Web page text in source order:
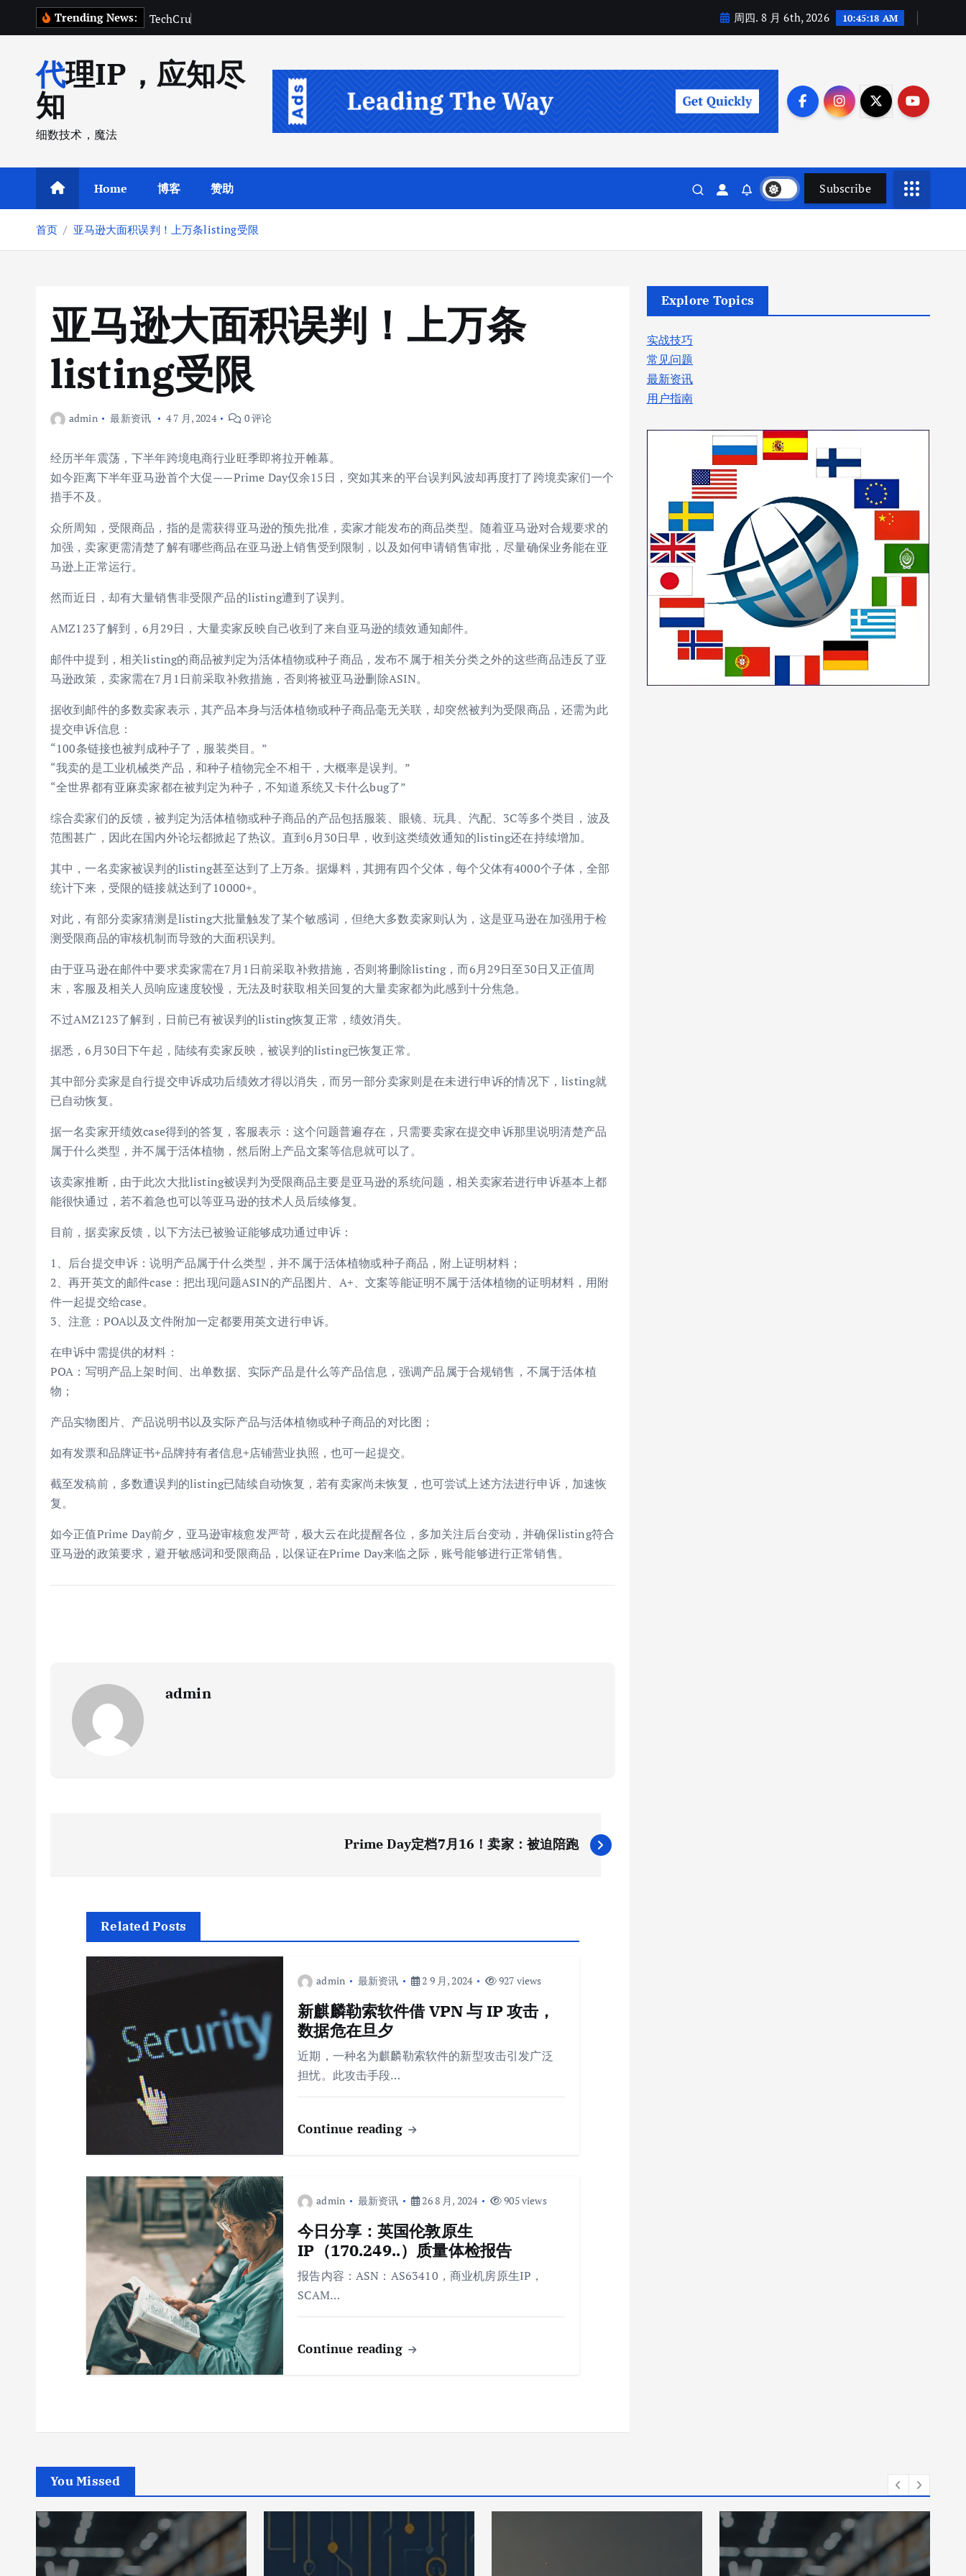
Trending News: TechCru 周四. 8 月 6th, 2026 10:45:20 AM
代理IP，应知尽
知
细数技术，魔法
Home 博客 赞助 Subscribe
首页 亚马逊大面积误判！上万条listing受限
亚马逊大面积误判！上万条
listing受限
admin 最新资讯 4 7 月, 2024 0 评论
经历半年震荡，下半年跨境电商行业旺季即将拉开帷幕。
如今距离下半年亚马逊首个大促——Prime Day仅余15日，突如其来的平台误判风波却再度打了跨境卖家们一个
措手不及。
众所周知，受限商品，指的是需获得亚马逊的预先批准，卖家才能发布的商品类型。随着亚马逊对合规要求的
加强，卖家更需清楚了解有哪些商品在亚马逊上销售受到限制，以及如何申请销售审批，尽量确保业务能在亚
马逊上正常运行。
然而近日，却有大量销售非受限产品的listing遭到了误判。
AMZ123了解到，6月29日，大量卖家反映自己收到了来自亚马逊的绩效通知邮件。
邮件中提到，相关listing的商品被判定为活体植物或种子商品，发布不属于相关分类之外的这些商品违反了亚
马逊政策，卖家需在7月1日前采取补救措施，否则将被亚马逊删除ASIN。
据收到邮件的多数卖家表示，其产品本身与活体植物或种子商品毫无关联，却突然被判为受限商品，还需为此
提交申诉信息：
“100条链接也被判成种子了，服装类目。”
“我卖的是工业机械类产品，和种子植物完全不相干，大概率是误判。”
“全世界都有亚麻卖家都在被判定为种子，不知道系统又卡什么bug了”
综合卖家们的反馈，被判定为活体植物或种子商品的产品包括服装、眼镜、玩具、汽配、3C等多个类目，波及
范围甚广，因此在国内外论坛都掀起了热议。直到6月30日早，收到这类绩效通知的listing还在持续增加。
其中，一名卖家被误判的listing甚至达到了上万条。据爆料，其拥有四个父体，每个父体有4000个子体，全部
统计下来，受限的链接就达到了10000+。
对此，有部分卖家猜测是listing大批量触发了某个敏感词，但绝大多数卖家则认为，这是亚马逊在加强用于检
测受限商品的审核机制而导致的大面积误判。
由于亚马逊在邮件中要求卖家需在7月1日前采取补救措施，否则将删除listing，而6月29日至30日又正值周
末，客服及相关人员响应速度较慢，无法及时获取相关回复的大量卖家都为此感到十分焦急。
不过AMZ123了解到，日前已有被误判的listing恢复正常，绩效消失。
据悉，6月30日下午起，陆续有卖家反映，被误判的listing已恢复正常。
其中部分卖家是自行提交申诉成功后绩效才得以消失，而另一部分卖家则是在未进行申诉的情况下，listing就
已自动恢复。
据一名卖家开绩效case得到的答复，客服表示：这个问题普遍存在，只需要卖家在提交申诉那里说明清楚产品
属于什么类型，并不属于活体植物，然后附上产品文案等信息就可以了。
该卖家推断，由于此次大批listing被误判为受限商品主要是亚马逊的系统问题，相关卖家若进行申诉基本上都
能很快通过，若不着急也可以等亚马逊的技术人员后续修复。
目前，据卖家反馈，以下方法已被验证能够成功通过申诉：
1、后台提交申诉：说明产品属于什么类型，并不属于活体植物或种子商品，附上证明材料；
2、再开英文的邮件case：把出现问题ASIN的产品图片、A+、文案等能证明不属于活体植物的证明材料，用附
件一起提交给case。
3、注意：POA以及文件附加一定都要用英文进行申诉。
在申诉中需提供的材料：
POA：写明产品上架时间、出单数据、实际产品是什么等产品信息，强调产品属于合规销售，不属于活体植
物；
产品实物图片、产品说明书以及实际产品与活体植物或种子商品的对比图；
如有发票和品牌证书+品牌持有者信息+店铺营业执照，也可一起提交。
截至发稿前，多数遭误判的listing已陆续自动恢复，若有卖家尚未恢复，也可尝试上述方法进行申诉，加速恢
复。
如今正值Prime Day前夕，亚马逊审核愈发严苛，极大云在此提醒各位，多加关注后台变动，并确保listing符合
亚马逊的政策要求，避开敏感词和受限商品，以保证在Prime Day来临之际，账号能够进行正常销售。
admin
Prime Day定档7月16！卖家：被迫陪跑
Related Posts
admin 最新资讯 2 9 月, 2024 927 views
新麒麟勒索软件借 VPN 与 IP 攻击，
数据危在旦夕
近期，一种名为麒麟勒索软件的新型攻击引发广泛
担忧。此攻击手段…
Continue reading
admin 最新资讯 26 8 月, 2024 905 views
今日分享：英国伦敦原生
IP（170.249..）质量体检报告
报告内容：ASN：AS63410，商业机房原生IP，
SCAM…
Continue reading
Explore Topics
实战技巧
常见问题
最新资讯
用户指南
You Missed